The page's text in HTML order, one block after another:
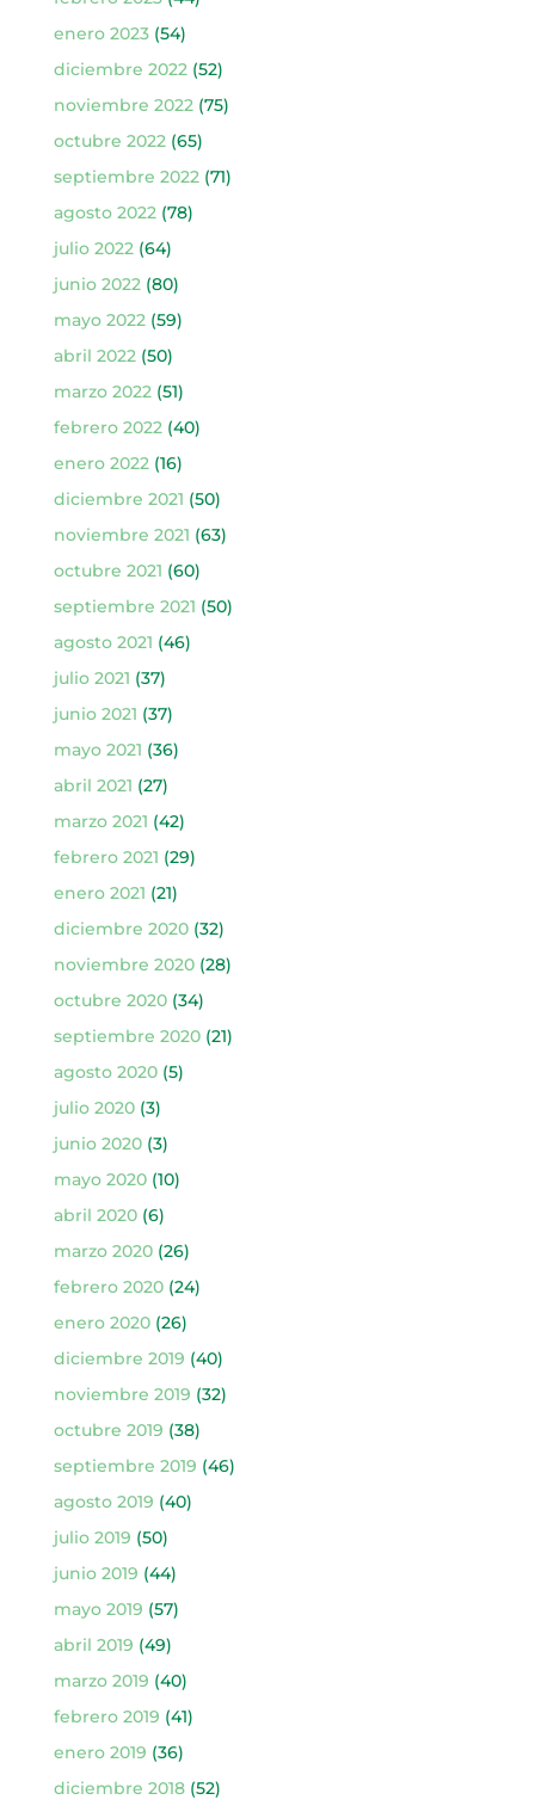
enero 2023(54)
diciembre 2022(52)
noviembre 2022(75)
octubre 2022(65)
septiembre 2022(71)
agosto 2022(78)
julio 2022(64)
junio 2022(80)
mayo 2022(59)
abril 2022(50)
marzo 2022(51)
febrero 2022(40)
enero 2022(16)
diciembre 2021 (50)
noviembre 2021 (63)
octubre 2021 (60)
septiembre 2021 (50)
agosto 2021 (46)
julio 2021 (37)
junio 2021 (37)
mayo 2021 (36)
abril 2021 (27)
marzo 2021 (42)
febrero 2021 (29)
enero 2021 (21)
diciembre 2020(32)
noviembre 2020(28)
octubre 2020(34)
septiembre 2020(21)
agosto 2020(5)
julio 2020(3)
junio 2020(3)
mayo 2020(10)
abril 2020(6)
marzo 2020(26)
febrero 2020(24)
enero 2020(26)
diciembre 2019 (40)
noviembre 2019 (32)
octubre 2019 (38)
septiembre 2019 (46)
agosto 2019 (40)
julio 2019 (50)
junio 2019 (44)
mayo 2019 (57)
abril 2019 (49)
marzo 2019 (40)
febrero 2019 (41)
enero 2019 (36)
diciembre 2018(52)